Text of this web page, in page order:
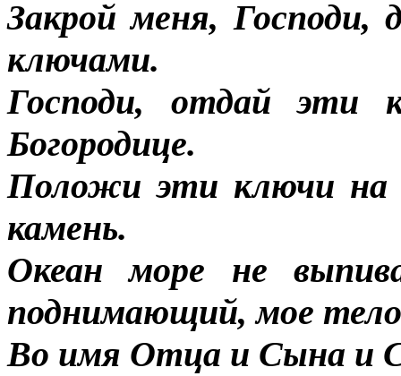
Закрой меня, Господи,
ключами.
Господи, отдай эти
Богородице.
Положи эти ключи на
камень.
Океан море не
поднимающий, мое
Во имя Отца и Сына и